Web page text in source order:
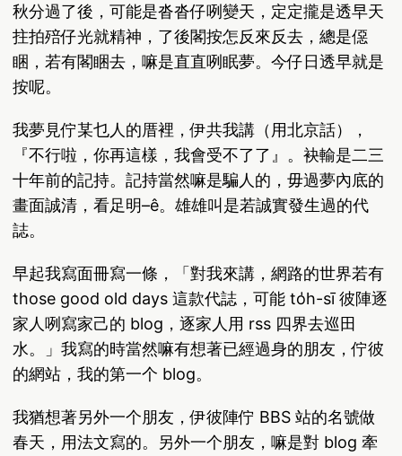
秋分過了後，可能是沓沓仔咧變天，定定攏是透早天
拄拍殕仔光就精神，了後閣按怎反來反去，總是僫
睏，若有閣睏去，嘛是直直咧眠夢。今仔日透早就是
按呢。
我夢見佇某乜人的厝裡，伊共我講（用北京話），
『不行啦，你再這樣，我會受不了了』。袂輸是二三
十年前的記持。記持當然嘛是騙人的，毋過夢內底的
畫面誠清，看足明–ê。雄雄叫是若誠實發生過的代
誌。
早起我寫面冊寫一條，「對我來講，網路的世界若有
those good old days 這款代誌，可能 to̍h-sī 彼陣逐
家人咧寫家己的 blog，逐家人用 rss 四界去巡田
水。」我寫的時當然嘛有想著已經過身的朋友，佇彼
的網站，我的第一个 blog。
我猶想著另外一个朋友，伊彼陣佇 BBS 站的名號做
春天，用法文寫的。另外一个朋友，嘛是對 blog 牽